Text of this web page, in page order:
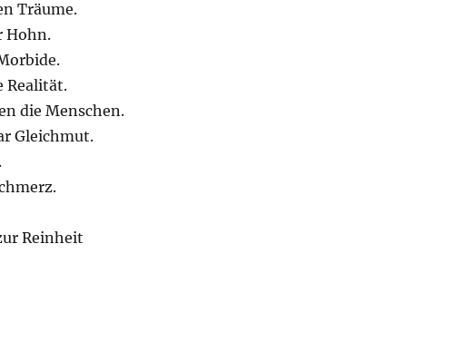
Träume.
Hohn.
Realität.
die Menschen.
Gleichmut.
Reinheit